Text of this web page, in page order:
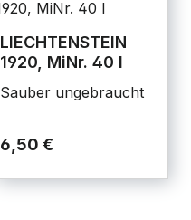
LIECHTENSTEIN
1920, MiNr. 40 I
Sauber ungebraucht
6,50 €